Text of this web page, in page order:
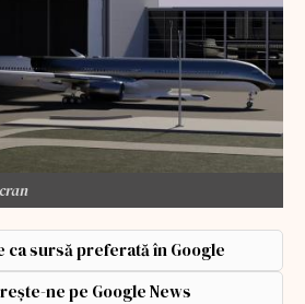
ca sursă preferată în Google
ne pe Google News